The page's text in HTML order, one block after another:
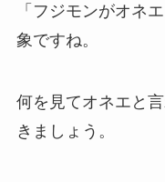
「フジモンがオネ
象ですね。
何を見てオネエと
きましょう。